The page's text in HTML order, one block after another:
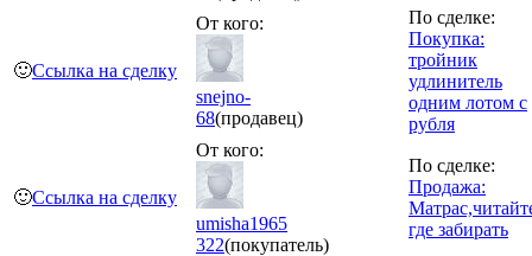
🙂Ссылка на сделку
От кого:
snejno-
68(продавец)
По сделке:
Покупка:
тройник
удлинитель
одним лотом с
рубля
🙂Ссылка на сделку
От кого:
umisha1965
322(покупатель)
По сделке:
Продажа:
где забирать